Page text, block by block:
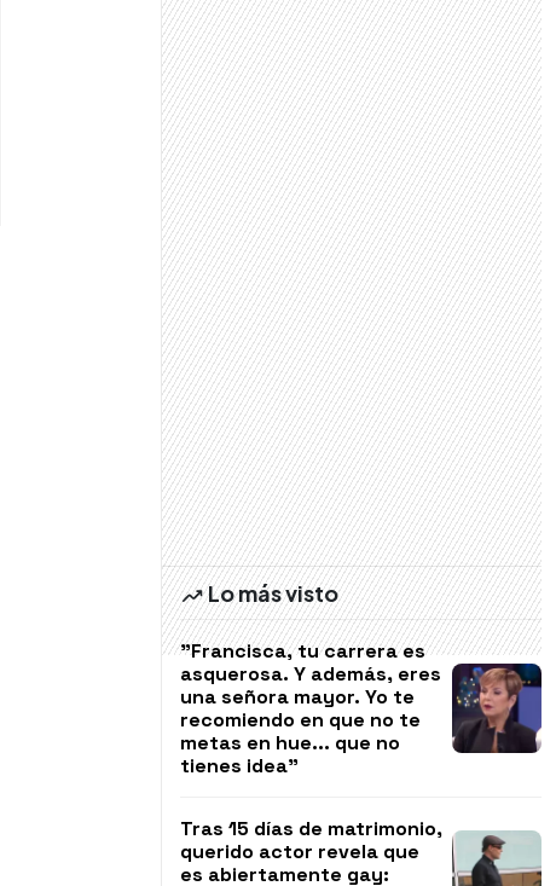
Lo más visto
"Francisca, tu carrera es
asquerosa. Y además, eres
una señora mayor. Yo te
recomiendo en que no te
metas en hue... que no
tienes idea"
Tras 15 días de matrimonio,
querido actor revela que
es abiertamente gay: